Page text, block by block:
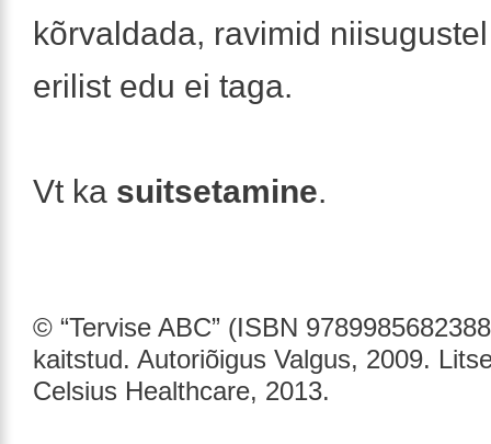
kõrvaldada, ravimid
erilist edu ei taga.
Vt ka suitsetamine.
© “Tervise ABC” (ISBN
kaitstud. Autoriõigus Valgus, 2009.
Celsius Healthcare, 2013.